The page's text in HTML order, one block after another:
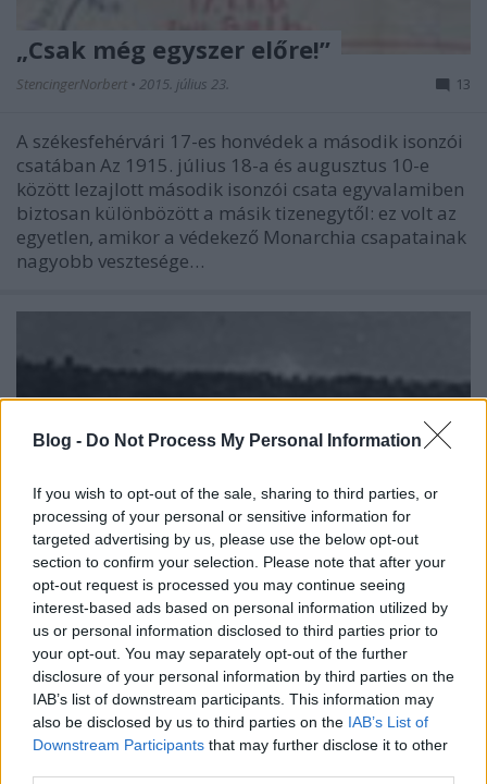
Blog - Do Not Process My Personal Information
If you wish to opt-out of the sale, sharing to third parties, or
processing of your personal or sensitive information for
targeted advertising by us, please use the below opt-out
section to confirm your selection. Please note that after your
opt-out request is processed you may continue seeing
interest-based ads based on personal information utilized by
us or personal information disclosed to third parties prior to
your opt-out. You may separately opt-out of the further
disclosure of your personal information by third parties on the
IAB’s list of downstream participants. This information may
also be disclosed by us to third parties on the IAB’s List of
Downstream Participants that may further disclose it to other
„Csak még egyszer előre!”
StencingerNorbert • 2015. július 23. 13
A székesfehérvári 17-es honvédek a második isonzói
csatában Az 1915. július 18-a és augusztus 10-e
között lezajlott második isonzói csata egyvalamiben
biztosan különbözött a másik tizenegytől: ez volt az
egyetlen, amikor a védekező Monarchia csapatainak
nagyobb vesztesége…
Offenzíva a Piavénál (és ami utána
következett)
PintérTamás•2013. június 20.
A XX. századi magyar történelemben szimbolikus